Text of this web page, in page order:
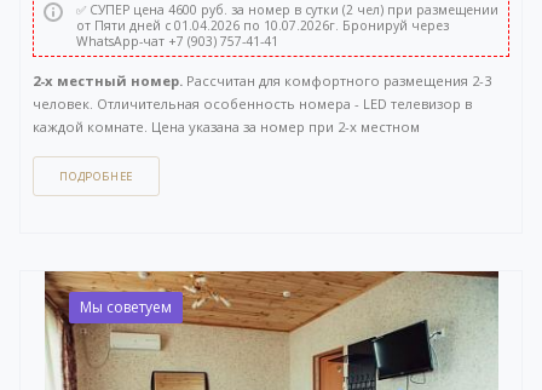
✅ СУПЕР цена 4600 руб. за номер в сутки (2 чел) при размещении
от Пяти дней с 01.04.2026 по 10.07.2026г. Бронируй через
WhatsApp-чат +7 (903) 757-41-41
2-х местный номер. Рассчитан для комфортного размещения 2-3
человек. Отличительная особенность номера - LED телевизор в
каждой комнате. Цена указана за номер при 2-х местном
напрямуюпо телефону +7 (903) 757-41-41. Кнопка открытия
WhatsApp-чата также расположена в правом нижнем углу нашего
сайта.
ПОДРОБНЕЕ
Мы советуем